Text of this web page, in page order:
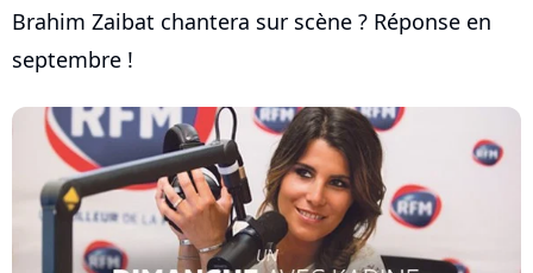
Brahim Zaibat chantera sur scène ? Réponse en
septembre !